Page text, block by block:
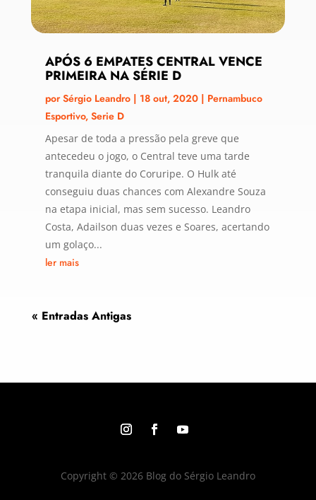
APÓS 6 EMPATES CENTRAL VENCE
PRIMEIRA NA SÉRIE D
porSérgio Leandro| 18 out, 2020| Pernambuco
Esportivo, Serie D
Apesar de toda a pressão pela greve que
antecedeu o jogo, o Central teve uma tarde
tranquila diante do Coruripe. O Hulk até
conseguiu duas chances com Alexandre Souza
na etapa inicial, mas sem sucesso. Leandro
Costa, Adailson duas vezes e Soares, acertando
um golaço...
ler mais
« Entradas Antigas
Copyright © 2026 Blog do Sérgio Leandro